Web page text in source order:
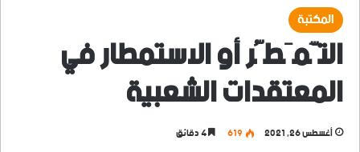
المكتبة
التَّمَطُّر أو الاستمطار في
المعتقدات الشعبية
أغسطس 26, 2021 619